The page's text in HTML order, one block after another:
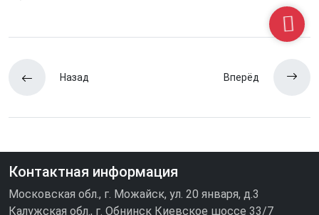
Назад Вперёд
Контактная информация
Московская обл., г. Можайск, ул. 20 января, д.3
Калужская обл., г. Обнинск Киевское шоссе 33/7